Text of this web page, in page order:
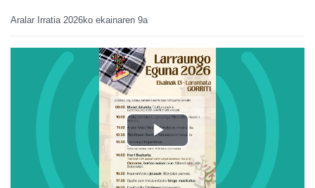
Aralar Irratia 2026ko ekainaren 9a